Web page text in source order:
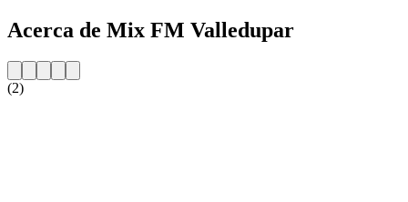
Acerca de Mix FM Valledupar
(2)